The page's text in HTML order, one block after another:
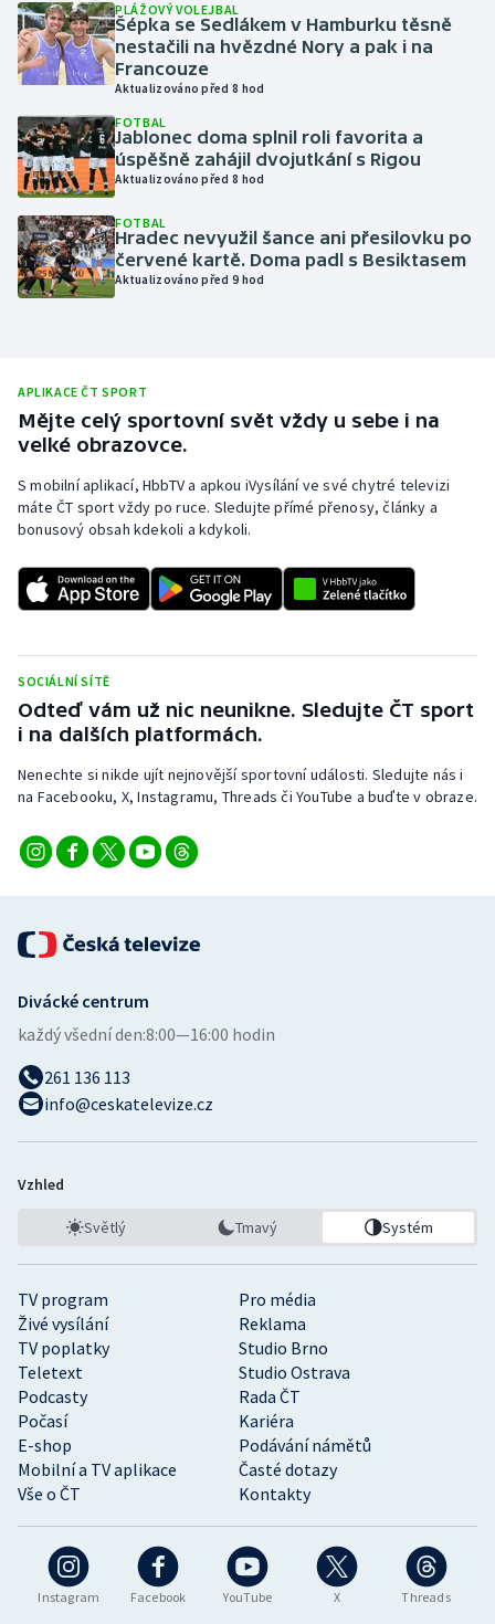
Lyže a snowboard
Moderní pětiboj
Motorsport
Olympijské hry
Parasport
Plavání
Ragby
Rychlobruslení
Rychlostní kanoistika
Short track
Sportovní střelba
Stolní tenis
Triatlon
Vodní slalom
Volejbal
PLÁŽOVÝ VOLEJBAL
Šépka se Sedlákem v Hamburku těsně
nestačili na hvězdné Nory a pak i na
Francouze
Aktualizováno před 8 hod
FOTBAL
Jablonec doma splnil roli favorita a
úspěšně zahájil dvojutkání s Rigou
Aktualizováno před 8 hod
FOTBAL
Hradec nevyužil šance ani přesilovku po
červené kartě. Doma padl s Besiktasem
Aktualizováno před 9 hod
APLIKACE ČT SPORT
Mějte celý sportovní svět vždy u sebe i na
velké obrazovce.
S mobilní aplikací, HbbTV a apkou iVysílání ve své chytré televizi
máte ČT sport vždy po ruce. Sledujte přímé přenosy, články a
bonusový obsah kdekoli a kdykoli.
SOCIÁLNÍ SÍTĚ
Odteď vám už nic neunikne. Sledujte ČT sport
i na dalších platformách.
Nenechte si nikde ujít nejnovější sportovní události. Sledujte nás i
na Facebooku, X, Instagramu, Threads či YouTube a buďte v obraze.
Instagram Facebook YouTube X Threads
TV program
Pro média
Živé vysílání
Reklama
TV poplatky
Studio Brno
Teletext
Studio Ostrava
Podcasty
Rada ČT
Počasí
Kariéra
E-shop
Podávání námětů
Mobilní a TV aplikace
Časté dotazy
Vše o ČT
Kontakty
Divácké centrum
každý všední den:8:00—16:00 hodin
261 136 113
info@ceskatelevize.cz
Vzhled
Světlý Tmavý Systém